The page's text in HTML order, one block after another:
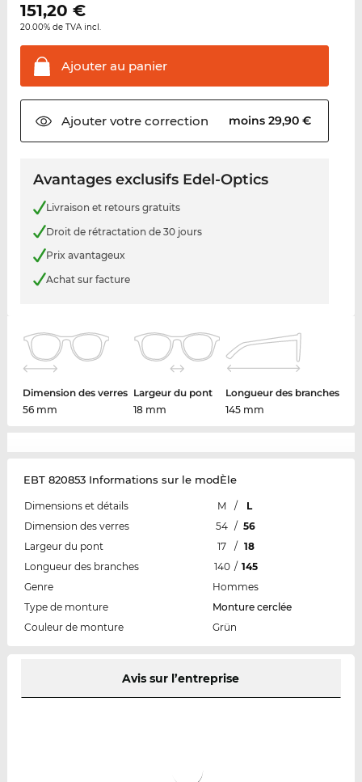
151,20 €
20.00% de TVA incl.
Ajouter au panier
Ajouter votrecorrection moins 29,90 €
Avantages exclusifs Edel-Optics
Livraison et retours gratuits
Droit de rétractation de 30 jours
Prix avantageux
Achat sur facture
Dimension des verres
56 mm
Largeur du pont
18 mm
Longueur des branches
145 mm
EBT 820853 Informations sur le modÈle
Dimensions et détails M /
L
Dimension des verres
54 / 56
Largeur du pont
17 / 18
Longueur des branches
140 / 145
Genre
Hommes
Type de monture
Monture cerclée
Couleur de monture
Grün
Avis sur l’entreprise